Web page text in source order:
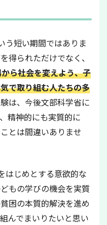
う短い期間ではありま
得られただけでなく、
ら社会を変えよう、子
で取り組む人たちの多
は、今後文部科学省に
精神的にも実質的に
とは間違いありませ
はじめとする意欲的な
もの学びの機会を実質
困の本質的解決を進め
んでまいりたいと思い